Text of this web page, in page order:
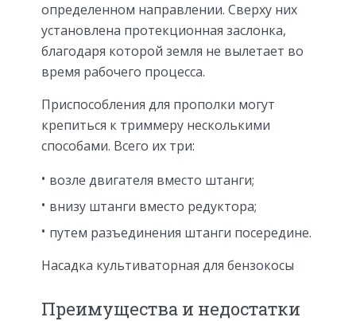
определенном направлении. Сверху них
установлена протекционная заслонка,
благодаря которой земля не вылетает во
время рабочего процесса.
Приспособления для прополки могут
крепиться к триммеру несколькими
способами. Всего их три:
возле двигателя вместо штанги;
внизу штанги вместо редуктора;
путем разъединения штанги посередине.
Насадка культиваторная для бензокосы
Преимущества и недостатки